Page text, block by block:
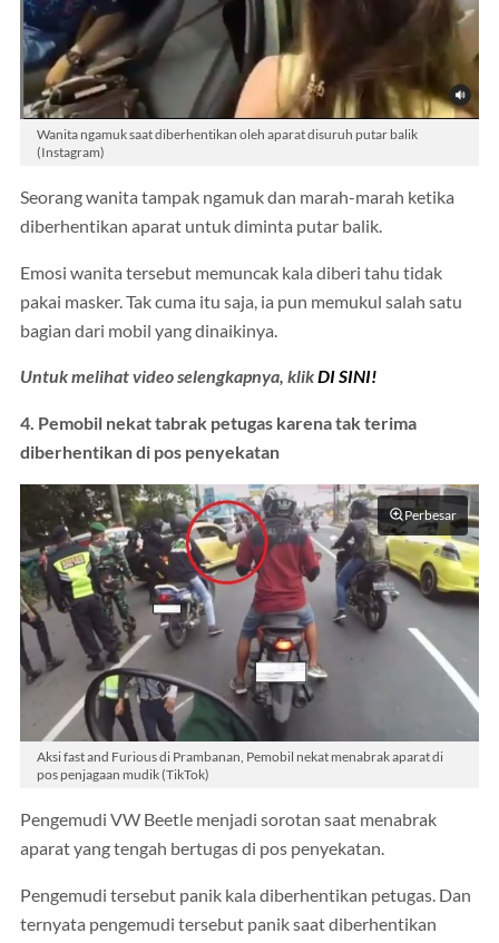
Wanita ngamuk saat diberhentikan oleh aparat disuruh putar balik
(Instagram)
Seorang wanita tampak ngamuk dan marah-marah ketika
diberhentikan aparat untuk diminta putar balik.
Emosi wanita tersebut memuncak kala diberi tahu tidak
pakai masker. Tak cuma itu saja, ia pun memukul salah satu
bagian dari mobil yang dinaikinya.
Untuk melihat video selengkapnya, klikDI SINI!
4. Pemobil nekat tabrak petugas karena tak terima
diberhentikan di pos penyekatan
Perbesar
Aksi fast and Furious di Prambanan, Pemobil nekat menabrak aparat di
pos penjagaan mudik (TikTok)
Pengemudi VW Beetle menjadi sorotan saat menabrak
aparat yang tengah bertugas di pos penyekatan.
Pengemudi tersebut panik kala diberhentikan petugas. Dan
ternyata pengemudi tersebut panik saat diberhentikan